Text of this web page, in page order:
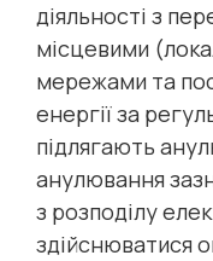
діяльності з
місцевими
мережами та
енергії за
підлягають
анулювання
з розподілу
здійснюватися